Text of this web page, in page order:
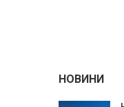
НОВИНИ